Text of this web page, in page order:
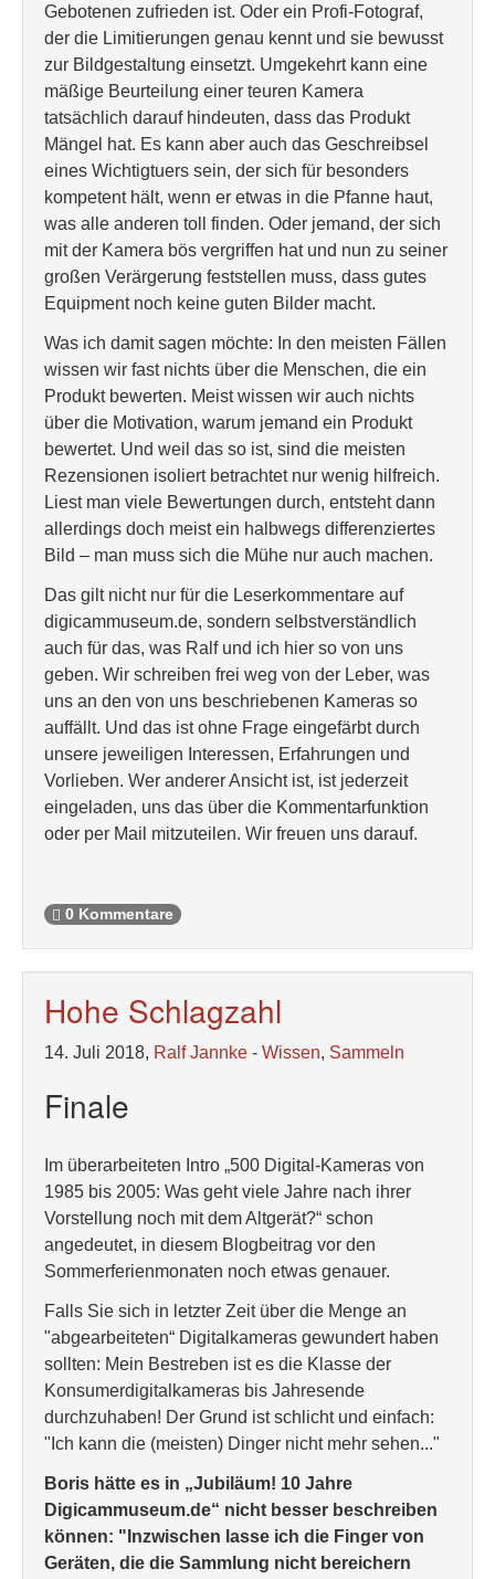
Gebotenen zufrieden ist. Oder ein Profi-Fotograf,
der die Limitierungen genau kennt und sie bewusst
zur Bildgestaltung einsetzt. Umgekehrt kann eine
mäßige Beurteilung einer teuren Kamera
tatsächlich darauf hindeuten, dass das Produkt
Mängel hat. Es kann aber auch das Geschreibsel
eines Wichtigtuers sein, der sich für besonders
kompetent hält, wenn er etwas in die Pfanne haut,
was alle anderen toll finden. Oder jemand, der sich
mit der Kamera bös vergriffen hat und nun zu seiner
großen Verärgerung feststellen muss, dass gutes
Equipment noch keine guten Bilder macht.
Was ich damit sagen möchte: In den meisten Fällen
wissen wir fast nichts über die Menschen, die ein
Produkt bewerten. Meist wissen wir auch nichts
über die Motivation, warum jemand ein Produkt
bewertet. Und weil das so ist, sind die meisten
Rezensionen isoliert betrachtet nur wenig hilfreich.
Liest man viele Bewertungen durch, entsteht dann
allerdings doch meist ein halbwegs differenziertes
Bild – man muss sich die Mühe nur auch machen.
Das gilt nicht nur für die Leserkommentare auf
digicammuseum.de, sondern selbstverständlich
auch für das, was Ralf und ich hier so von uns
geben. Wir schreiben frei weg von der Leber, was
uns an den von uns beschriebenen Kameras so
auffällt. Und das ist ohne Frage eingefärbt durch
unsere jeweiligen Interessen, Erfahrungen und
Vorlieben. Wer anderer Ansicht ist, ist jederzeit
eingeladen, uns das über die Kommentarfunktion
oder per Mail mitzuteilen. Wir freuen uns darauf.
0 Kommentare
Hohe Schlagzahl
14. Juli 2018, Ralf Jannke - Wissen, Sammeln
Finale
Im überarbeiteten Intro „500 Digital-Kameras von
1985 bis 2005: Was geht viele Jahre nach ihrer
Vorstellung noch mit dem Altgerät?“ schon
angedeutet, in diesem Blogbeitrag vor den
Sommerferienmonaten noch etwas genauer.
Falls Sie sich in letzter Zeit über die Menge an
"abgearbeiteten“ Digitalkameras gewundert haben
sollten: Mein Bestreben ist es die Klasse der
Konsumerdigitalkameras bis Jahresende
durchzuhaben! Der Grund ist schlicht und einfach:
"Ich kann die (meisten) Dinger nicht mehr sehen..."
Boris hätte es in „Jubiläum! 10 Jahre
Digicammuseum.de“ nicht besser beschreiben
können: "Inzwischen lasse ich die Finger von
Geräten, die die Sammlung nicht bereichern